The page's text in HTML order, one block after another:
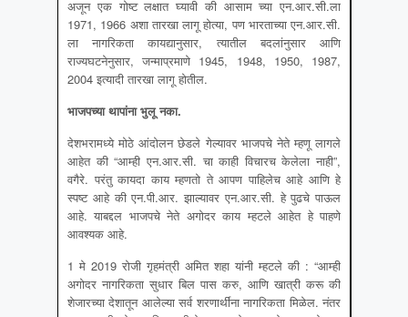
अजून एक गोष्ट लक्षात घ्यावी की आसाम च्या एन.आर.सी.ला
1971, 1966 अशा तारखा लागू होत्या, पण भारताच्या एन.आर.सी.
ला नागरिकता कायद्यानुसार, त्यातील बदलांनुसार आणि
राज्यघटनेनुसार, जन्माप्रमाणे 1945, 1948, 1950, 1987,
2004 इत्यादी तारखा लागू होतील.
भाजपच्या थापांना भुलू नका.
देशभरामध्ये मोठे आंदोलन छेडले गेल्यावर भाजपचे नेते म्हणू लागले
आहेत की “आम्ही एन.आर.सी. चा काही विचारच केलेला नाही”,
वगैरे. परंतु कायदा काय म्हणतो ते आपण पाहिलेच आहे आणि हे
स्पष्ट आहे की एन.पी.आर. झाल्यावर एन.आर.सी. हे पुढचे पाऊल
आहे. याबद्दल भाजपचे नेते अगोदर काय म्हटले आहेत हे पाहणे
आवश्यक आहे.
1 मे 2019 रोजी गृहमंत्री अमित शहा यांनी म्हटले की : “आम्ही
अगोदर नागरिकता सुधार बिल पास करु, आणि खात्री करू की
शेजारच्या देशातून आलेल्या सर्व शरणार्थींना नागरिकता मिळेल. नंतर